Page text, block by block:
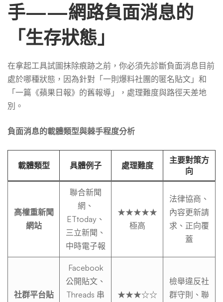
結
去
索
引
與
法
律
手
段
手——網路負面消息的
「生存狀態」
在拿起工具試圖抹除痕跡之前，你必須先診斷負面消息目前
處於哪種狀態，因為針對「一則爆料社團的匿名貼文」和
「一篇《蘋果日報》的舊報導」，處理難度與路徑天差地
別。
負面消息的載體類型與棘手程度分析
載體類型 具體例子 處理難度
主要對策方
向
高權重新聞
網站
聯合新聞
網、
ETtoday、
三立新聞、
中時電子報
★★★★★
極高
法律協商、
內容更新請
求、正向覆
蓋
社群平台貼
Facebook
公開貼文、
Threads 串
★★★☆☆
檢舉違反社
群守則、聯